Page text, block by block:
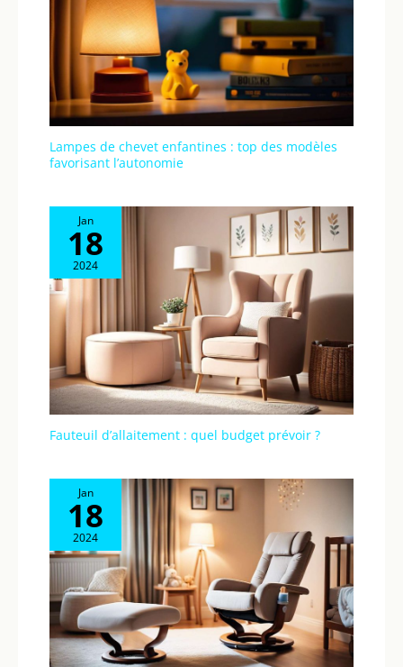
Lampes de chevet enfantines : top des modèles
favorisant l’autonomie
Jan
18
2024
Fauteuil d’allaitement : quel budget prévoir ?
Jan
18
2024